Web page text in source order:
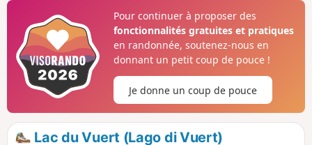
nettement plus raide, permet de bénéficier d'un beau point
de vue.
Pour continuer à proposer des
fonctionnalités gratuites et pratiques
en randonnée, soutenez-nous en
donnant un petit coup de pouce !
Je donne un coup de pouce
Lac du Vuert (Lago di Vuert)